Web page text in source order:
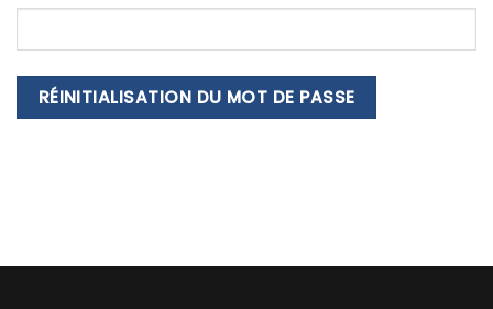
RÉINITIALISATION DU MOT DE PASSE